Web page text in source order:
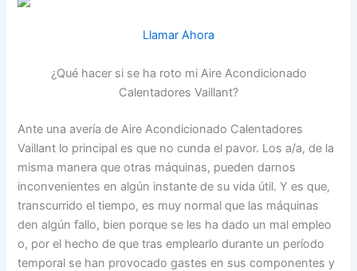
Llamar Ahora
¿Qué hacer si se ha roto mi Aire Acondicionado
Calentadores Vaillant?
Ante una avería de Aire Acondicionado Calentadores
Vaillant lo principal es que no cunda el pavor. Los a/a, de la
misma manera que otras máquinas, pueden darnos
inconvenientes en algún instante de su vida útil. Y es que,
transcurrido el tiempo, es muy normal que las máquinas
den algún fallo, bien porque se les ha dado un mal empleo
o, por el hecho de que tras emplearlo durante un período
temporal se han provocado gastes en sus componentes y